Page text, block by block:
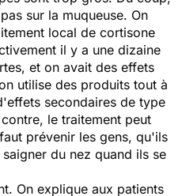
sur la muqueuse. On
local de cortisone
il y a une dizaine
et on avait des effets
utilise des produits tout à
secondaires de type
le traitement peut
prévenir les gens, qu'ils
du nez quand ils se
On explique aux patients